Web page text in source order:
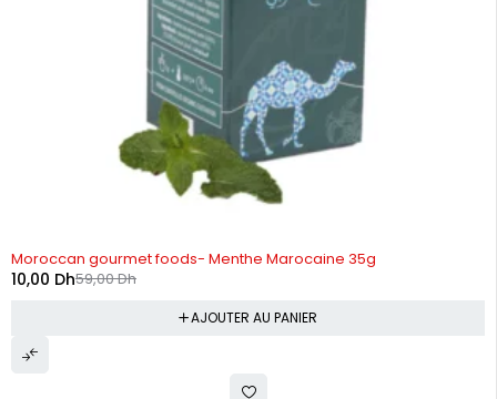
-83%
Moroccan gourmet foods- Menthe Marocaine 35g
59,00Dh
10,00 Dh
AJOUTER AU PANIER